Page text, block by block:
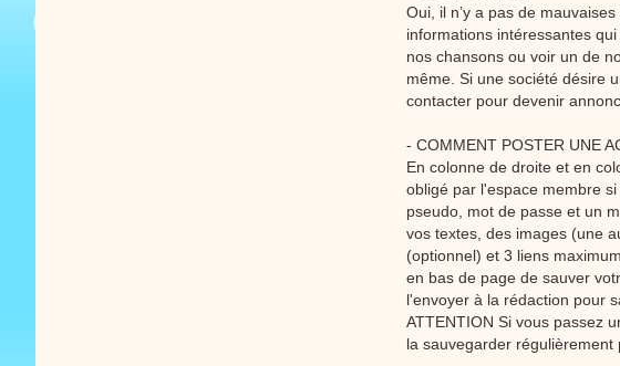
Oui, il n’y a pas de
informations intéressantes
nos chansons ou voir un de
même. Si une société désire
contacter pour devenir
- COMMENT POSTER UNE
En colonne de droite et en
obligé par l'espace membre
pseudo, mot de passe et un
vos textes, des images (une
(optionnel) et 3 liens
en bas de page de sauver
l'envoyer à la rédaction pour
ATTENTION Si vous passez
la sauvegarder régulièrement